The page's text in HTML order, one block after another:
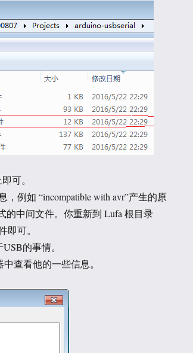
可。
例如 “incompatible with avr”产生的原
的中间文件。你重新到 Lufa 根目录
即可。
的事情。
查看他的一些信息。